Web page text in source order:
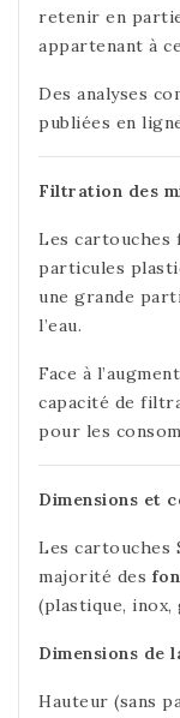
retenir en
appartenant à
Des analyses
publiées en
Filtration des
Les
particules
une grande
l’eau.
Face à
capacité de
pour les
Dimensions et
Les cartouches
majorité des
(plastique,
Dimensions de
Hauteur (sans